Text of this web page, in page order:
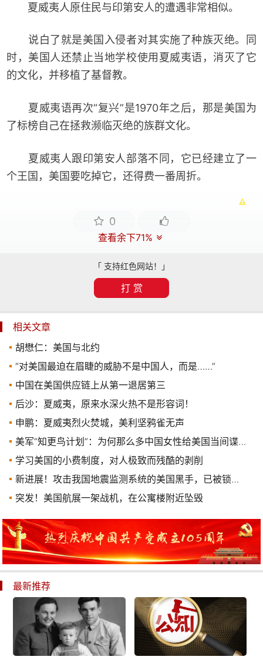
夏威夷人原住民与印第安人的遭遇非常相似。
说白了就是美国入侵者对其实施了种族灭绝。同
时，美国人还禁止当地学校使用夏威夷语，消灭了它
的文化，并移植了基督教。
夏威夷语再次“复兴”是1970年之后，那是美国为
了标榜自己在拯救濒临灭绝的族群文化。
夏威夷人跟印第安人部落不同，它已经建立了一
个王国，美国要吃掉它，还得费一番周折。
0
查看余下71%
「 支持红色网站！」
打 赏
相关文章
胡懋仁：美国与北约
“对美国最迫在眉睫的威胁不是中国人，而是……”
中国在美国供应链上从第一退居第三
后沙：夏威夷，原来水深火热不是形容词！
申鹏：夏威夷烈火焚城，美利坚鸦雀无声
美军“知更鸟计划”：为何那么多中国女性给美国当间谍，心甘情愿传播西方价值观
学习美国的小费制度，对人极致而残酷的剥削
新进展！攻击我国地震监测系统的美国黑手，已被锁定！
突发！美国航展一架战机，在公寓楼附近坠毁
最新推荐